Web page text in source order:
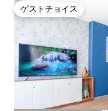
ゲストチョイス
ゲストチョイス